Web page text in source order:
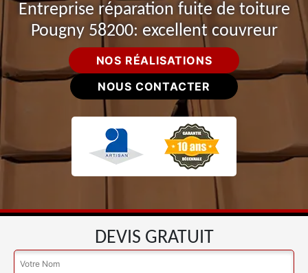
Entreprise réparation fuite de toiture
Pougny 58200: excellent couvreur
NOS RÉALISATIONS
NOUS CONTACTER
DEVIS GRATUIT